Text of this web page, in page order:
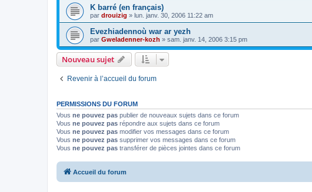
K barré (en français)
par drouizig » lun. janv. 30, 2006 11:22 am
Evezhiadennoù war ar yezh
par Gweladenner-kozh » sam. janv. 14, 2006 3:15 pm
Nouveau sujet
Revenir à l’accueil du forum
PERMISSIONS DU FORUM
Vous ne pouvez pas publier de nouveaux sujets dans ce forum
Vous ne pouvez pas répondre aux sujets dans ce forum
Vous ne pouvez pas modifier vos messages dans ce forum
Vous ne pouvez pas supprimer vos messages dans ce forum
Vous ne pouvez pas transférer de pièces jointes dans ce forum
Accueil du forum